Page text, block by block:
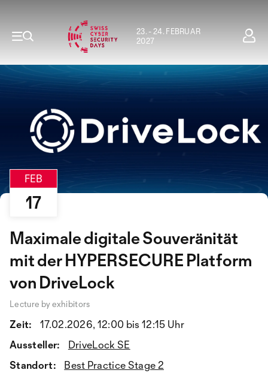
23. - 24. FEBRUAR
2027
FEB
17
Maximale digitale Souveränität
mit der HYPERSECURE Platform
von DriveLock
Lecture by exhibitors
Zeit:
17.02.2026, 12:00 bis 12:15 Uhr
Aussteller:
DriveLock SE
Standort:
Best Practice Stage 2